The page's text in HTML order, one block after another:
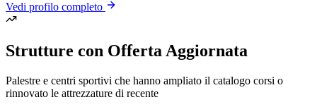
Vedi profilo completo
Strutture con Offerta Aggiornata
Palestre e centri sportivi che hanno ampliato il catalogo corsi o
rinnovato le attrezzature di recente